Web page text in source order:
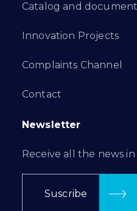
Catalog and
Innovation Projects
Complaints Channel
Contact
Newsletter
Receive all the news
Suscribe